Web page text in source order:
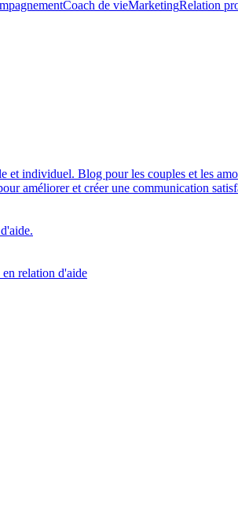
Coach de vieMarketingRelation
individuel. Blog pour les couples et les
améliorer et créer une communication
relation d'aide